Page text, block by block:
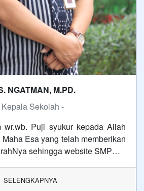
NGATMAN, M.PD.
Sekolah -
wr.wb. Puji syukur kepada Allah
Esa yang telah memberikan
sehingga website SMP…
SELENGKAPNYA